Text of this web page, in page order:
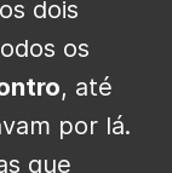
dois
os
, até
por lá.
que